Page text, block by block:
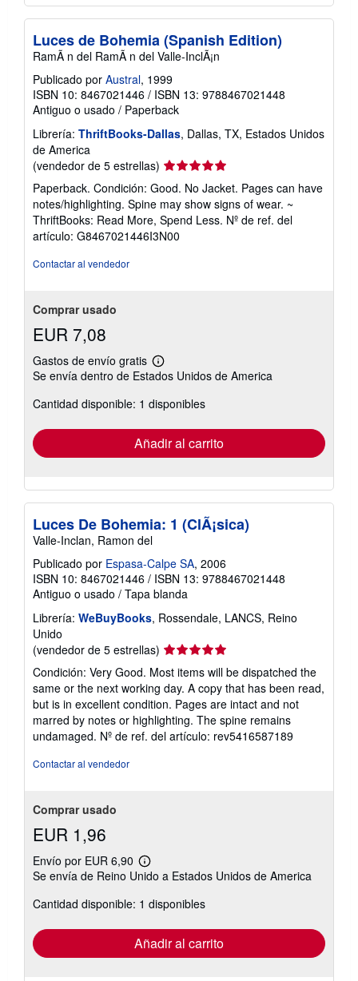
Luces de Bohemia (Spanish Edition)
RamÃ n del RamÃ n del Valle-InclÃ¡n
Publicado por Austral, 1999
ISBN 10: 8467021446 / ISBN 13: 9788467021448
Antiguo o usado / Paperback
Librería: ThriftBooks-Dallas, Dallas, TX, Estados Unidos
de America
(vendedor de 5 estrellas) Calificación
del
vendedor:
5
de
5
Paperback. Condición: Good. No Jacket. Pages can have
notes/highlighting. Spine may show signs of wear. ~
ThriftBooks: Read More, Spend Less. Nº de ref. del
artículo: G8467021446I3N00
Contactar al vendedor
Comprar usado
EUR 7,08
Gastos de envío gratis
Más
información
las
tarifas
envío
Se envía dentro de Estados Unidos de America
Cantidad disponible: 1 disponibles
Añadir al carrito
Luces De Bohemia: 1 (ClÃ¡sica)
Valle-Inclan, Ramon del
Publicado por Espasa-Calpe SA, 2006
ISBN 10: 8467021446 / ISBN 13: 9788467021448
Antiguo o usado / Tapa blanda
Librería: WeBuyBooks, Rossendale, LANCS, Reino
Unido
(vendedor de 5 estrellas) Calificación
del
vendedor:
5
de
5
estrellas
Condición: Very Good. Most items will be dispatched the
same or the next working day. A copy that has been read,
but is in excellent condition. Pages are intact and not
marred by notes or highlighting. The spine remains
undamaged. Nº de ref. del artículo: rev5416587189
Contactar al vendedor
Comprar usado
EUR 1,96
Envío por EUR 6,90
Más
información
las
tarifas
envío
Se envía de Reino Unido a Estados Unidos de America
Cantidad disponible: 1 disponibles
Añadir al carrito